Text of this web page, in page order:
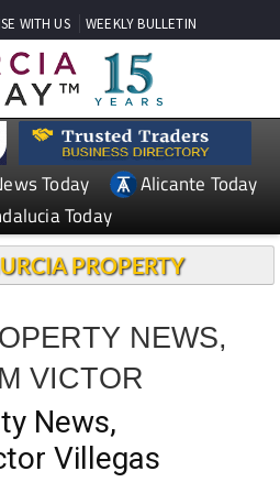
WITH US WEEKLY BULLETIN
Today
Alicante Today
Today
PROPERTY
NEWS,
VICTOR
News,
Villegas